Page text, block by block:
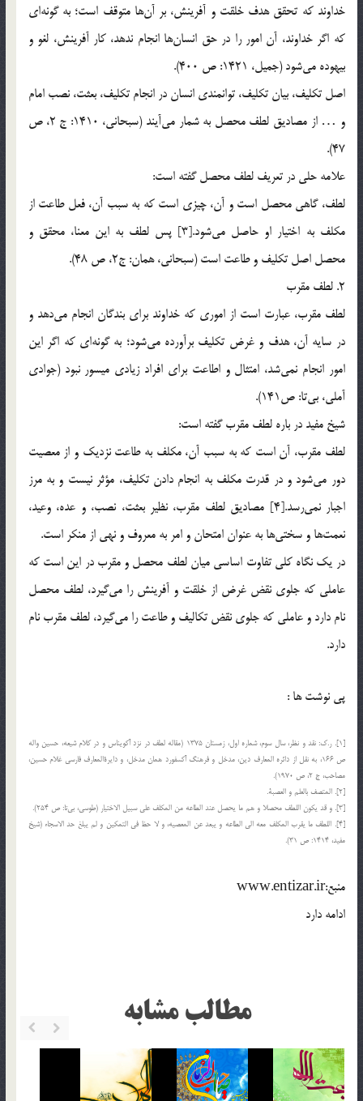
خداوند كه تحقق هدف خلقت و آفرينش، بر آن‌ها متوقف است؛ به گونه‌اي
كه اگر خداوند، آن امور را در حق انسان‌ها انجام ندهد، كار آفرينش، لغو و
بيهوده مي‌شود (جميل، 1421: ص 400).
اصل تكليف، بيان تكليف، توانمندي انسان در انجام تكليف، بعثت، نصب امام
و … از مصاديق لطف محصل به شمار مي‌آيند (سبحاني، 1410: ج 2، ص
47).
علامه حلي در تعريف لطف محصل گفته است:
لطف، گاهي محصل است و آن، چيزي است كه به سبب آن، فعل طاعت از
مكلف به اختيار او حاصل مي‌شود.[3] پس لطف به اين معنا، محقق و
محصل اصل تكليف و طاعت است (سبحاني، همان: ج2، ص 48).
2. لطف مقرب
لطف مقرب، عبارت است از اموري كه خداوند براي بندگان انجام مي‌دهد و
در سايه آن، هدف و غرض تكليف برآورده مي‌شود؛ به گونه‌اي كه اگر اين
امور انجام نمي‌شد، امتثال و اطاعت براي افراد زيادي ميسور نبود (جوادي
آملي، بي‌تا: ص141).
شيخ مفيد در باره لطف مقرب گفته است:
لطف مقرب، آن است كه به سبب آن، مكلف به طاعت نزديك و از معصيت
دور مي‌شود و در قدرت مكلف به انجام دادن تكليف، مؤثر نيست و به مرز
اجبار نمي‌رسد.[4] مصاديق لطف مقرب، نظير بعثت، نصب، و عده، وعيد،
نعمت‌ها و سختي‌ها به عنوان امتحان و امر به معروف و نهي از منكر است.
در يك نگاه كلي تفاوت اساسي ميان لطف محصل و مقرب در اين است كه
عاملي كه جلوي نقض غرض از خلقت و آفرينش را مي‌گيرد، لطف محصل
نام دارد و عاملي كه جلوي نقض تكاليف و طاعت را مي‌گيرد، لطف مقرب نام
دارد.
پي نوشت ها :
[1]. ر.ك: نقد و نظر، سال سوم، شماره اول، زمستان 1375 (مقاله لطف در نزد آكويناس و در كلام شيعه، حسين واله
ص 166، به نقل از دائره المعارف دين، مدخل و فرهنگ آكسفورد همان مدخل، و دايرة‌المعارف فارسي غلام حسين،
مصاحب، ج 2، ص 1970).
[2]. المتصف بالعلم و العصبة.
[3]. و قد يكون اللطف محصلا و هم ما يحصل عند الطاعه من المكلف علي سبيل الاختيار (طوسي، بي‌تا: ص 254).
[4]. اللطف ما يقرب المكلف معه الي الطاعه و يبعد عن المعصيه، و لا حظ في التمكين و لم يبلغ حد الاسجاء (شيخ
مفيد، 1414: ص 31).
منبع:www.entizar.ir
ادامه دارد
مطالب مشابه